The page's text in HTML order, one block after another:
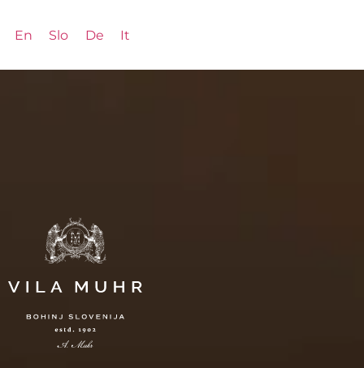
En Slo De It